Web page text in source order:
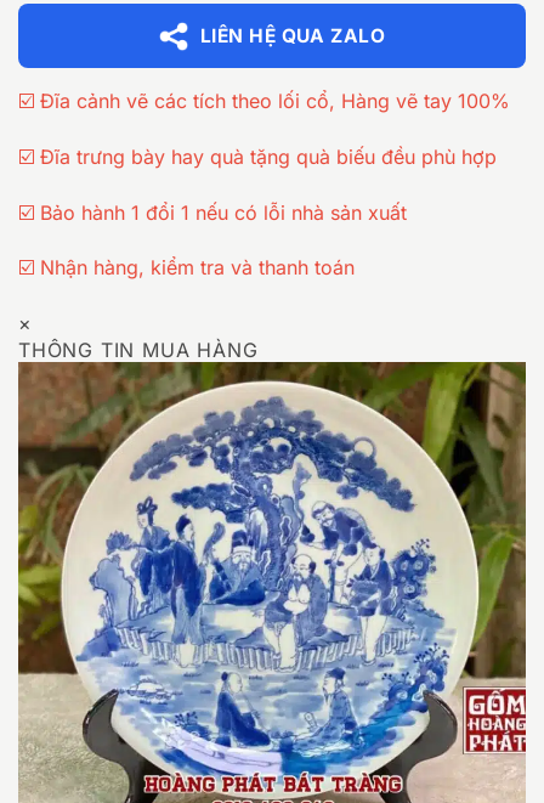
LIÊN HỆ QUA ZALO
☑️ Đĩa cảnh vẽ các tích theo lối cổ, Hàng vẽ tay 100%
☑️ Đĩa trưng bày hay quà tặng quà biếu đều phù hợp
☑️ Bảo hành 1 đổi 1 nếu có lỗi nhà sản xuất
☑️ Nhận hàng, kiểm tra và thanh toán
×
THÔNG TIN MUA HÀNG